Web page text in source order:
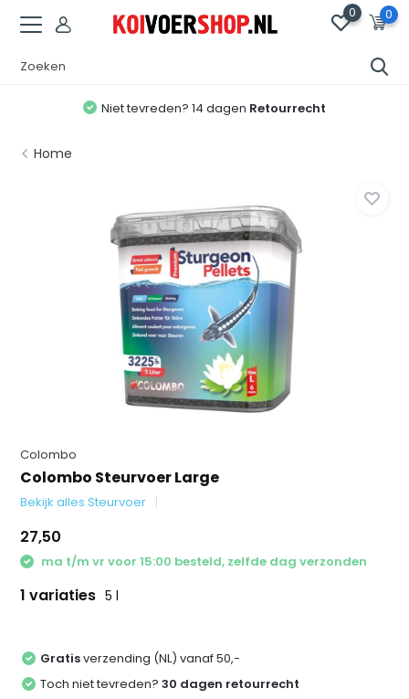
0 0
Niet tevreden? 14 dagen Retourrecht
Home
Colombo
Colombo Steurvoer Large
Bekijk alles Steurvoer
27,50
ma t/m vr voor 15:00 besteld, zelfde dag verzonden
1 variaties 5 l
Gratisverzending (NL) vanaf 50,-
Toch niet tevreden?30 dagen retourrecht